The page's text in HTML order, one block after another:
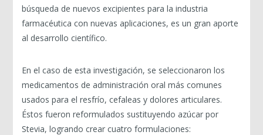
búsqueda de nuevos excipientes para la industria
farmacéutica con nuevas aplicaciones, es un gran aporte
al desarrollo científico.
En el caso de esta investigación, se seleccionaron los
medicamentos de administración oral más comunes
usados para el resfrío, cefaleas y dolores articulares.
Éstos fueron reformulados sustituyendo azúcar por
Stevia, logrando crear cuatro formulaciones: